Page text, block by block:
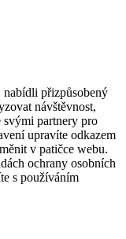
nabídli přizpůsobený
návštěvnost,
svými partnery pro
upravíte odkazem
v patičce webu.
ochrany osobních
s používáním